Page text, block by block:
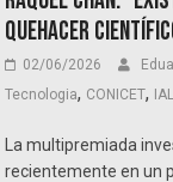
quehacer
02/06/2026
Tecnologia, CONICET,
La multipremiada
recientemente en un